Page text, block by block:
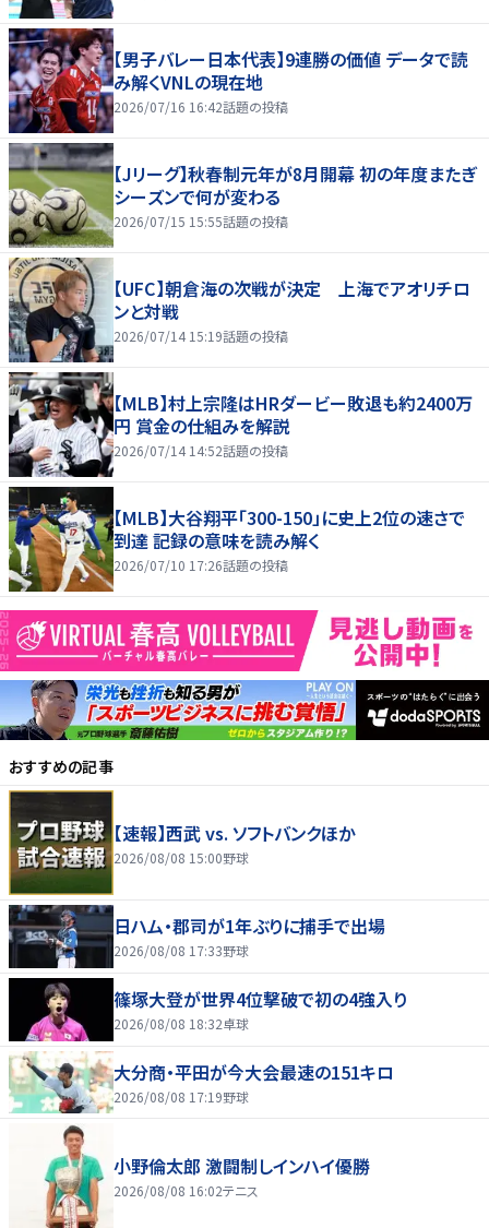
【男子バレー日本代表】9連勝の価値 データで読
み解くVNLの現在地
2026/07/16 16:42話題の投稿
【Jリーグ】秋春制元年が8月開幕 初の年度またぎ
シーズンで何が変わる
2026/07/15 15:55話題の投稿
【UFC】朝倉海の次戦が決定 上海でアオリチロ
ンと対戦
2026/07/14 15:19話題の投稿
【MLB】村上宗隆はHRダービー敗退も約2400万
円 賞金の仕組みを解説
2026/07/14 14:52話題の投稿
【MLB】大谷翔平「300-150」に史上2位の速さで
到達 記録の意味を読み解く
2026/07/10 17:26話題の投稿
おすすめの記事
【速報】西武 vs. ソフトバンクほか
2026/08/08 15:00野球
日ハム・郡司が1年ぶりに捕手で出場
2026/08/08 17:33野球
篠塚大登が世界4位撃破で初の4強入り
2026/08/08 18:32卓球
大分商・平田が今大会最速の151キロ
2026/08/08 17:19野球
小野倫太郎 激闘制しインハイ優勝
2026/08/08 16:02テニス